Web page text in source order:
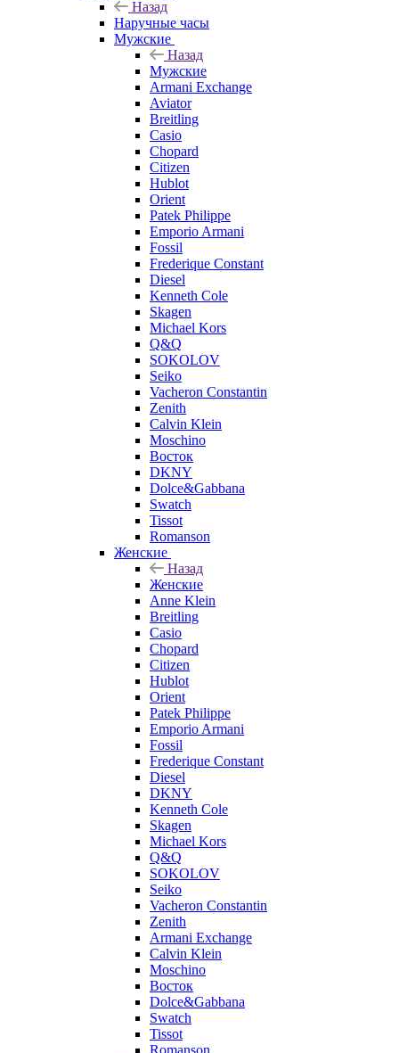
Назад
Наручные часы
Мужские
Назад
Мужские
Armani Exchange
Aviator
Breitling
Casio
Chopard
Citizen
Hublot
Orient
Patek Philippe
Emporio Armani
Fossil
Frederique Constant
Diesel
Kenneth Cole
Skagen
Michael Kors
Q&Q
SOKOLOV
Seiko
Vacheron Constantin
Zenith
Calvin Klein
Moschino
Восток
DKNY
Dolce&Gabbana
Swatch
Tissot
Romanson
Женские
Назад
Женские
Anne Klein
Breitling
Casio
Chopard
Citizen
Hublot
Orient
Patek Philippe
Emporio Armani
Fossil
Frederique Constant
Diesel
DKNY
Kenneth Cole
Skagen
Michael Kors
Q&Q
SOKOLOV
Seiko
Vacheron Constantin
Zenith
Armani Exchange
Calvin Klein
Moschino
Восток
Dolce&Gabbana
Swatch
Tissot
Romanson